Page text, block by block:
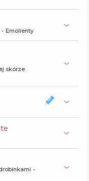
Emolienty
skórze